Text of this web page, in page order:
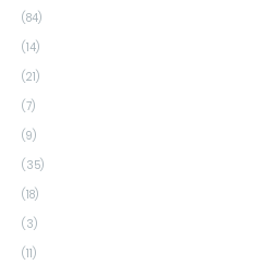
(84)
(14)
(21)
(7)
(9)
(35)
(18)
(3)
(11)